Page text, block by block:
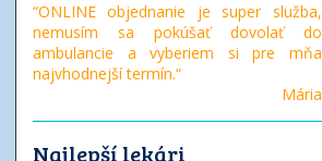
“ONLINE objednanie je super služba,
nemusím sa pokúšať dovolať do
ambulancie a vyberiem si pre mňa
najvhodnejší termín.“
Mária
Najlepší lekári